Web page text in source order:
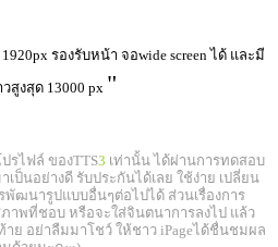
รองรับหน้า จอwide screen ได้ และมี
สูงสุด 13000 px "
รไฟล์ ของTTS3 เท่านั้น ได้ผ่านการทดสอบ
ป็นอย่างดี รับประกันได้เลย ใช้ง่าย เปลี่ยน
พัฒนารูปแบบอื่นๆต่อไปได้ ส่วนเรื่องการ
าพที่ชอบ หรือจะใส่จินตนาการลงไป แล้ว
ย อย่าลืมมาโชว์ ให้ชาว iPageได้ชื่นชมผล